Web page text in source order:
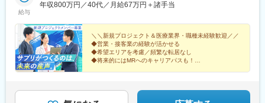
る費用は規定内で全額会社負担です。（例）・引っ越し費用・物
でのスタートを、会社がしっかりバックアップします！※受動喫煙
対策：屋内全面禁煙
給与
年収800万円／40代／月給67万円＋諸手当
＼＼新規プロジェクト＆医療業界・職種未経験歓迎／／
◆営業・接客業の経験が活かせる
◆希望エリアを考慮／頻繁な転居なし
◆将来的にはMRへのキャリアパスも！